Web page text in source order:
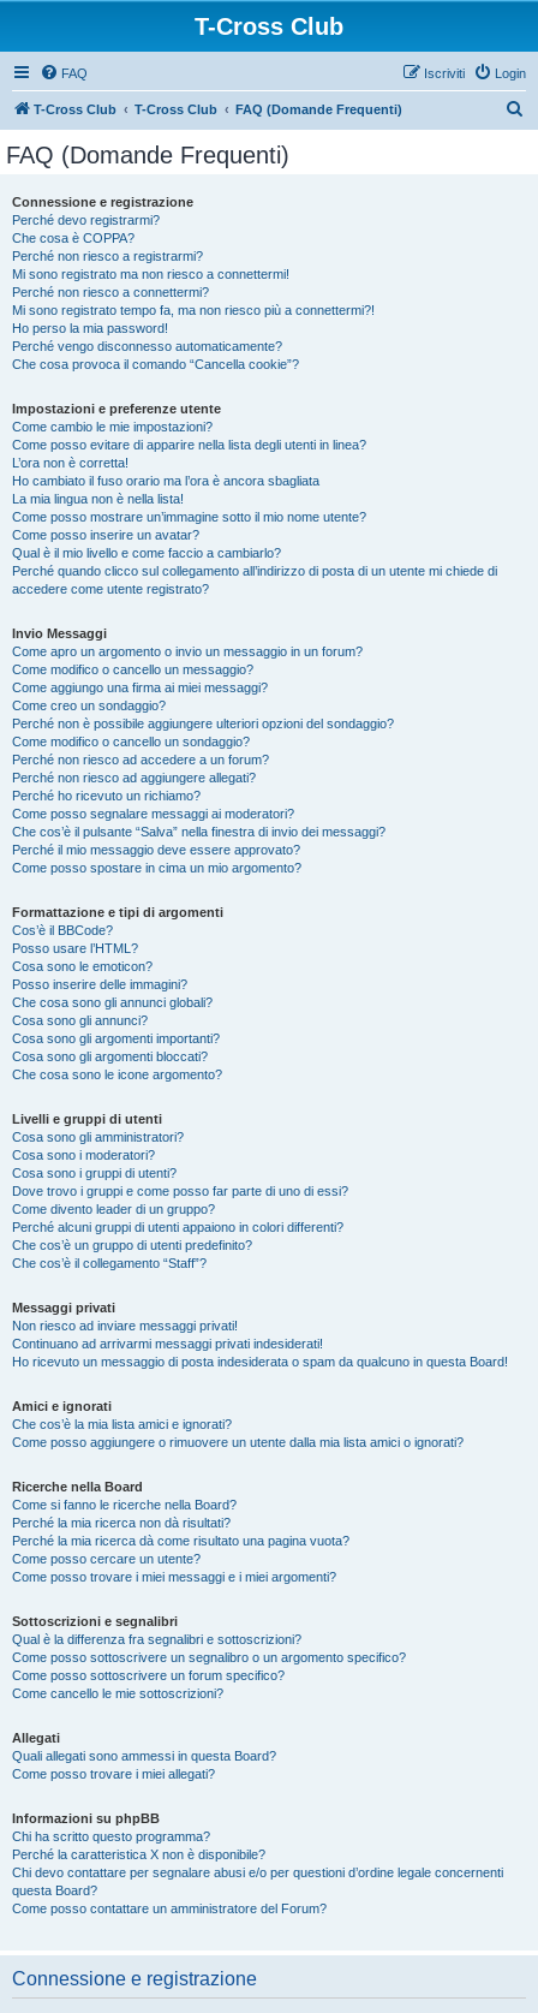
T-Cross Club
FAQ Login
Iscriviti
T-Cross Club T-Cross Club FAQ (Domande Frequenti)
FAQ (Domande Frequenti)
Connessione e registrazione
Perché devo registrarmi?
Che cosa è COPPA?
Perché non riesco a registrarmi?
Mi sono registrato ma non riesco a connettermi!
Perché non riesco a connettermi?
Mi sono registrato tempo fa, ma non riesco più a connettermi?!
Ho perso la mia password!
Perché vengo disconnesso automaticamente?
Che cosa provoca il comando “Cancella cookie”?
Impostazioni e preferenze utente
Come cambio le mie impostazioni?
Come posso evitare di apparire nella lista degli utenti in linea?
L’ora non è corretta!
Ho cambiato il fuso orario ma l’ora è ancora sbagliata
La mia lingua non è nella lista!
Come posso mostrare un’immagine sotto il mio nome utente?
Come posso inserire un avatar?
Qual è il mio livello e come faccio a cambiarlo?
Perché quando clicco sul collegamento all’indirizzo di posta di un utente mi chiede di
accedere come utente registrato?
Invio Messaggi
Come apro un argomento o invio un messaggio in un forum?
Come modifico o cancello un messaggio?
Come aggiungo una firma ai miei messaggi?
Come creo un sondaggio?
Perché non è possibile aggiungere ulteriori opzioni del sondaggio?
Come modifico o cancello un sondaggio?
Perché non riesco ad accedere a un forum?
Perché non riesco ad aggiungere allegati?
Perché ho ricevuto un richiamo?
Come posso segnalare messaggi ai moderatori?
Che cos’è il pulsante “Salva” nella finestra di invio dei messaggi?
Perché il mio messaggio deve essere approvato?
Come posso spostare in cima un mio argomento?
Formattazione e tipi di argomenti
Cos’è il BBCode?
Posso usare l’HTML?
Cosa sono le emoticon?
Posso inserire delle immagini?
Che cosa sono gli annunci globali?
Cosa sono gli annunci?
Cosa sono gli argomenti importanti?
Cosa sono gli argomenti bloccati?
Che cosa sono le icone argomento?
Livelli e gruppi di utenti
Cosa sono gli amministratori?
Cosa sono i moderatori?
Cosa sono i gruppi di utenti?
Dove trovo i gruppi e come posso far parte di uno di essi?
Come divento leader di un gruppo?
Perché alcuni gruppi di utenti appaiono in colori differenti?
Che cos’è un gruppo di utenti predefinito?
Che cos’è il collegamento “Staff”?
Messaggi privati
Non riesco ad inviare messaggi privati!
Continuano ad arrivarmi messaggi privati indesiderati!
Ho ricevuto un messaggio di posta indesiderata o spam da qualcuno in questa Board!
Amici e ignorati
Che cos’è la mia lista amici e ignorati?
Come posso aggiungere o rimuovere un utente dalla mia lista amici o ignorati?
Ricerche nella Board
Come si fanno le ricerche nella Board?
Perché la mia ricerca non dà risultati?
Perché la mia ricerca dà come risultato una pagina vuota?
Come posso cercare un utente?
Come posso trovare i miei messaggi e i miei argomenti?
Sottoscrizioni e segnalibri
Qual è la differenza fra segnalibri e sottoscrizioni?
Come posso sottoscrivere un segnalibro o un argomento specifico?
Come posso sottoscrivere un forum specifico?
Come cancello le mie sottoscrizioni?
Allegati
Quali allegati sono ammessi in questa Board?
Come posso trovare i miei allegati?
Informazioni su phpBB
Chi ha scritto questo programma?
Perché la caratteristica X non è disponibile?
Chi devo contattare per segnalare abusi e/o per questioni d’ordine legale concernenti
questa Board?
Come posso contattare un amministratore del Forum?
Connessione e registrazione